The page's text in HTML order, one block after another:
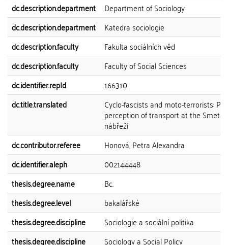
dc.description.department
Department of Sociology
dc.description.department
Katedra sociologie
dc.description.faculty
Fakulta sociálních věd
dc.description.faculty
Faculty of Social Sciences
dc.identifier.repId
166310
dc.title.translated
Cyclo-fascists and moto-terrorists:
perception of transport at the
nábřeží
dc.contributor.referee
Honová, Petra Alexandra
dc.identifier.aleph
002144448
thesis.degree.name
Bc.
thesis.degree.level
bakalářské
thesis.degree.discipline
Sociologie a sociální politika
thesis.degree.discipline
Sociology a Social Policy